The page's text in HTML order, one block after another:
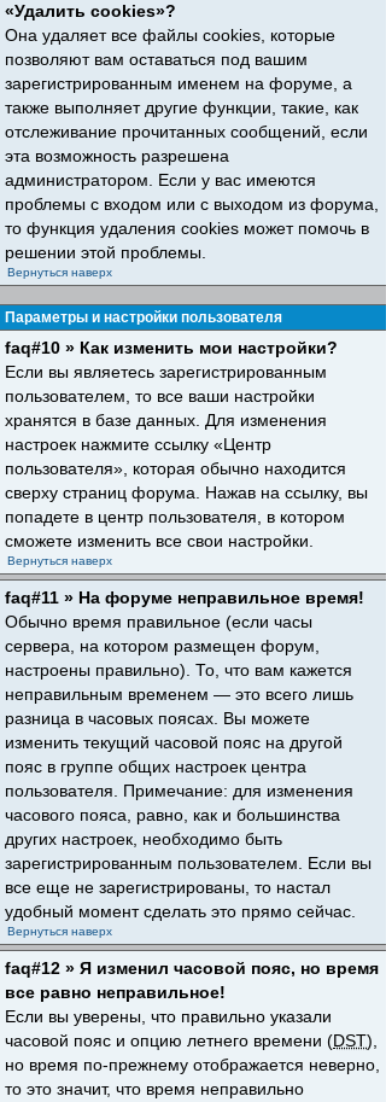
«Удалить cookies»?
Она удаляет все файлы cookies, которые
позволяют вам оставаться под вашим
зарегистрированным именем на форуме, а
также выполняет другие функции, такие, как
отслеживание прочитанных сообщений, если
эта возможность разрешена
администратором. Если у вас имеются
проблемы с входом или с выходом из форума,
то функция удаления cookies может помочь в
решении этой проблемы.
Вернуться наверх
Параметры и настройки пользователя
faq#10 » Как изменить мои настройки?
Если вы являетесь зарегистрированным
пользователем, то все ваши настройки
хранятся в базе данных. Для изменения
настроек нажмите ссылку «Центр
пользователя», которая обычно находится
сверху страниц форума. Нажав на ссылку, вы
попадете в центр пользователя, в котором
сможете изменить все свои настройки.
Вернуться наверх
faq#11 » На форуме неправильное время!
Обычно время правильное (если часы
сервера, на котором размещен форум,
настроены правильно). То, что вам кажется
неправильным временем — это всего лишь
разница в часовых поясах. Вы можете
изменить текущий часовой пояс на другой
пояс в группе общих настроек центра
пользователя. Примечание: для изменения
часового пояса, равно, как и большинства
других настроек, необходимо быть
зарегистрированным пользователем. Если вы
все еще не зарегистрированы, то настал
удобный момент сделать это прямо сейчас.
Вернуться наверх
faq#12 » Я изменил часовой пояс, но время
все равно неправильное!
Если вы уверены, что правильно указали
часовой пояс и опцию летнего времени (DST),
но время по-прежнему отображается неверно,
то это значит, что время неправильно